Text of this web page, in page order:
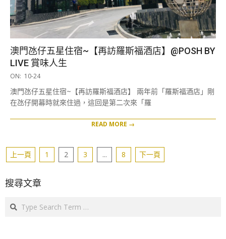
澳門氹仔五星住宿~【再訪羅斯福酒店】@POSH BY
LIVE 賞味人生
2019-
24
ON: 10-24
澳門氹仔五星住宿~【再訪羅斯福酒店】 兩年前「羅斯福酒店」剛
在氹仔開幕時就來住過，這回是第二次來「羅
READ MORE →
文
分
上一頁 1 2 3 ... 8 下一頁
搜尋文章
Search